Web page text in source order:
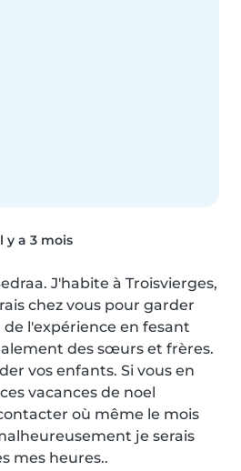
y a 3 mois
J'habite à Troisvierges,
chez vous pour garder
l'expérience en fesant
des sœurs et frères.
vos enfants. Si vous en
vacances de noel
où même le mois
je serais
mes heures..